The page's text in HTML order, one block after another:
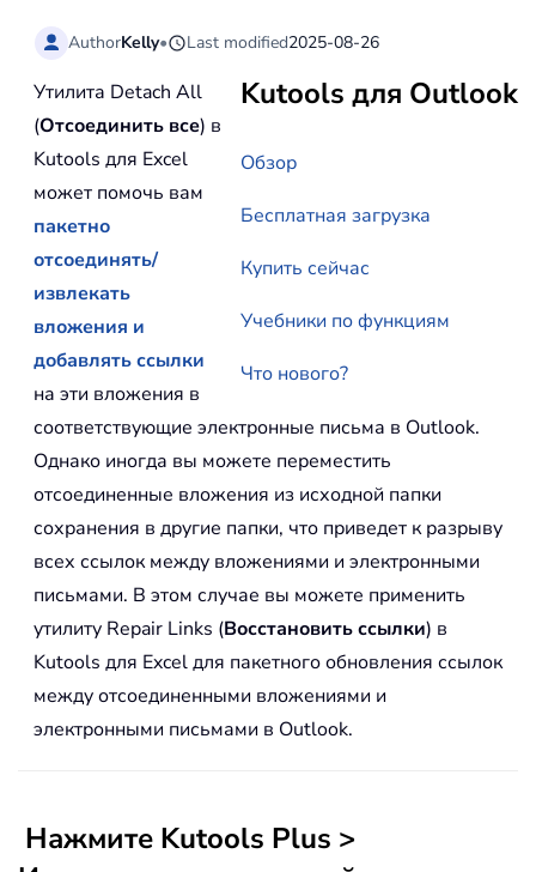
AuthorKelly• Last modified2025-08-26
Kutools для Outlook
Обзор
Бесплатная загрузка
Купить сейчас
Учебники по функциям
Что нового?
Утилита Detach All
(Отсоединить все) в
Kutools для Excel
может помочь вам
пакетно
отсоединять/
извлекать
вложения и
добавлять ссылки
на эти вложения в
соответствующие электронные письма в Outlook.
Однако иногда вы можете переместить
отсоединенные вложения из исходной папки
сохранения в другие папки, что приведет к разрыву
всех ссылок между вложениями и электронными
письмами. В этом случае вы можете применить
утилиту Repair Links (Восстановить ссылки) в
Kutools для Excel для пакетного обновления ссылок
между отсоединенными вложениями и
электронными письмами в Outlook.
Нажмите Kutools Plus >